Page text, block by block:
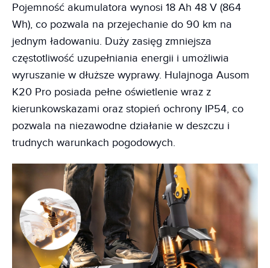
Pojemność akumulatora wynosi 18 Ah 48 V (864
Wh), co pozwala na przejechanie do 90 km na
jednym ładowaniu. Duży zasięg zmniejsza
częstotliwość uzupełniania energii i umożliwia
wyruszanie w dłuższe wyprawy. Hulajnoga Ausom
K20 Pro posiada pełne oświetlenie wraz z
kierunkowskazami oraz stopień ochrony IP54, co
pozwala na niezawodne działanie w deszczu i
trudnych warunkach pogodowych.